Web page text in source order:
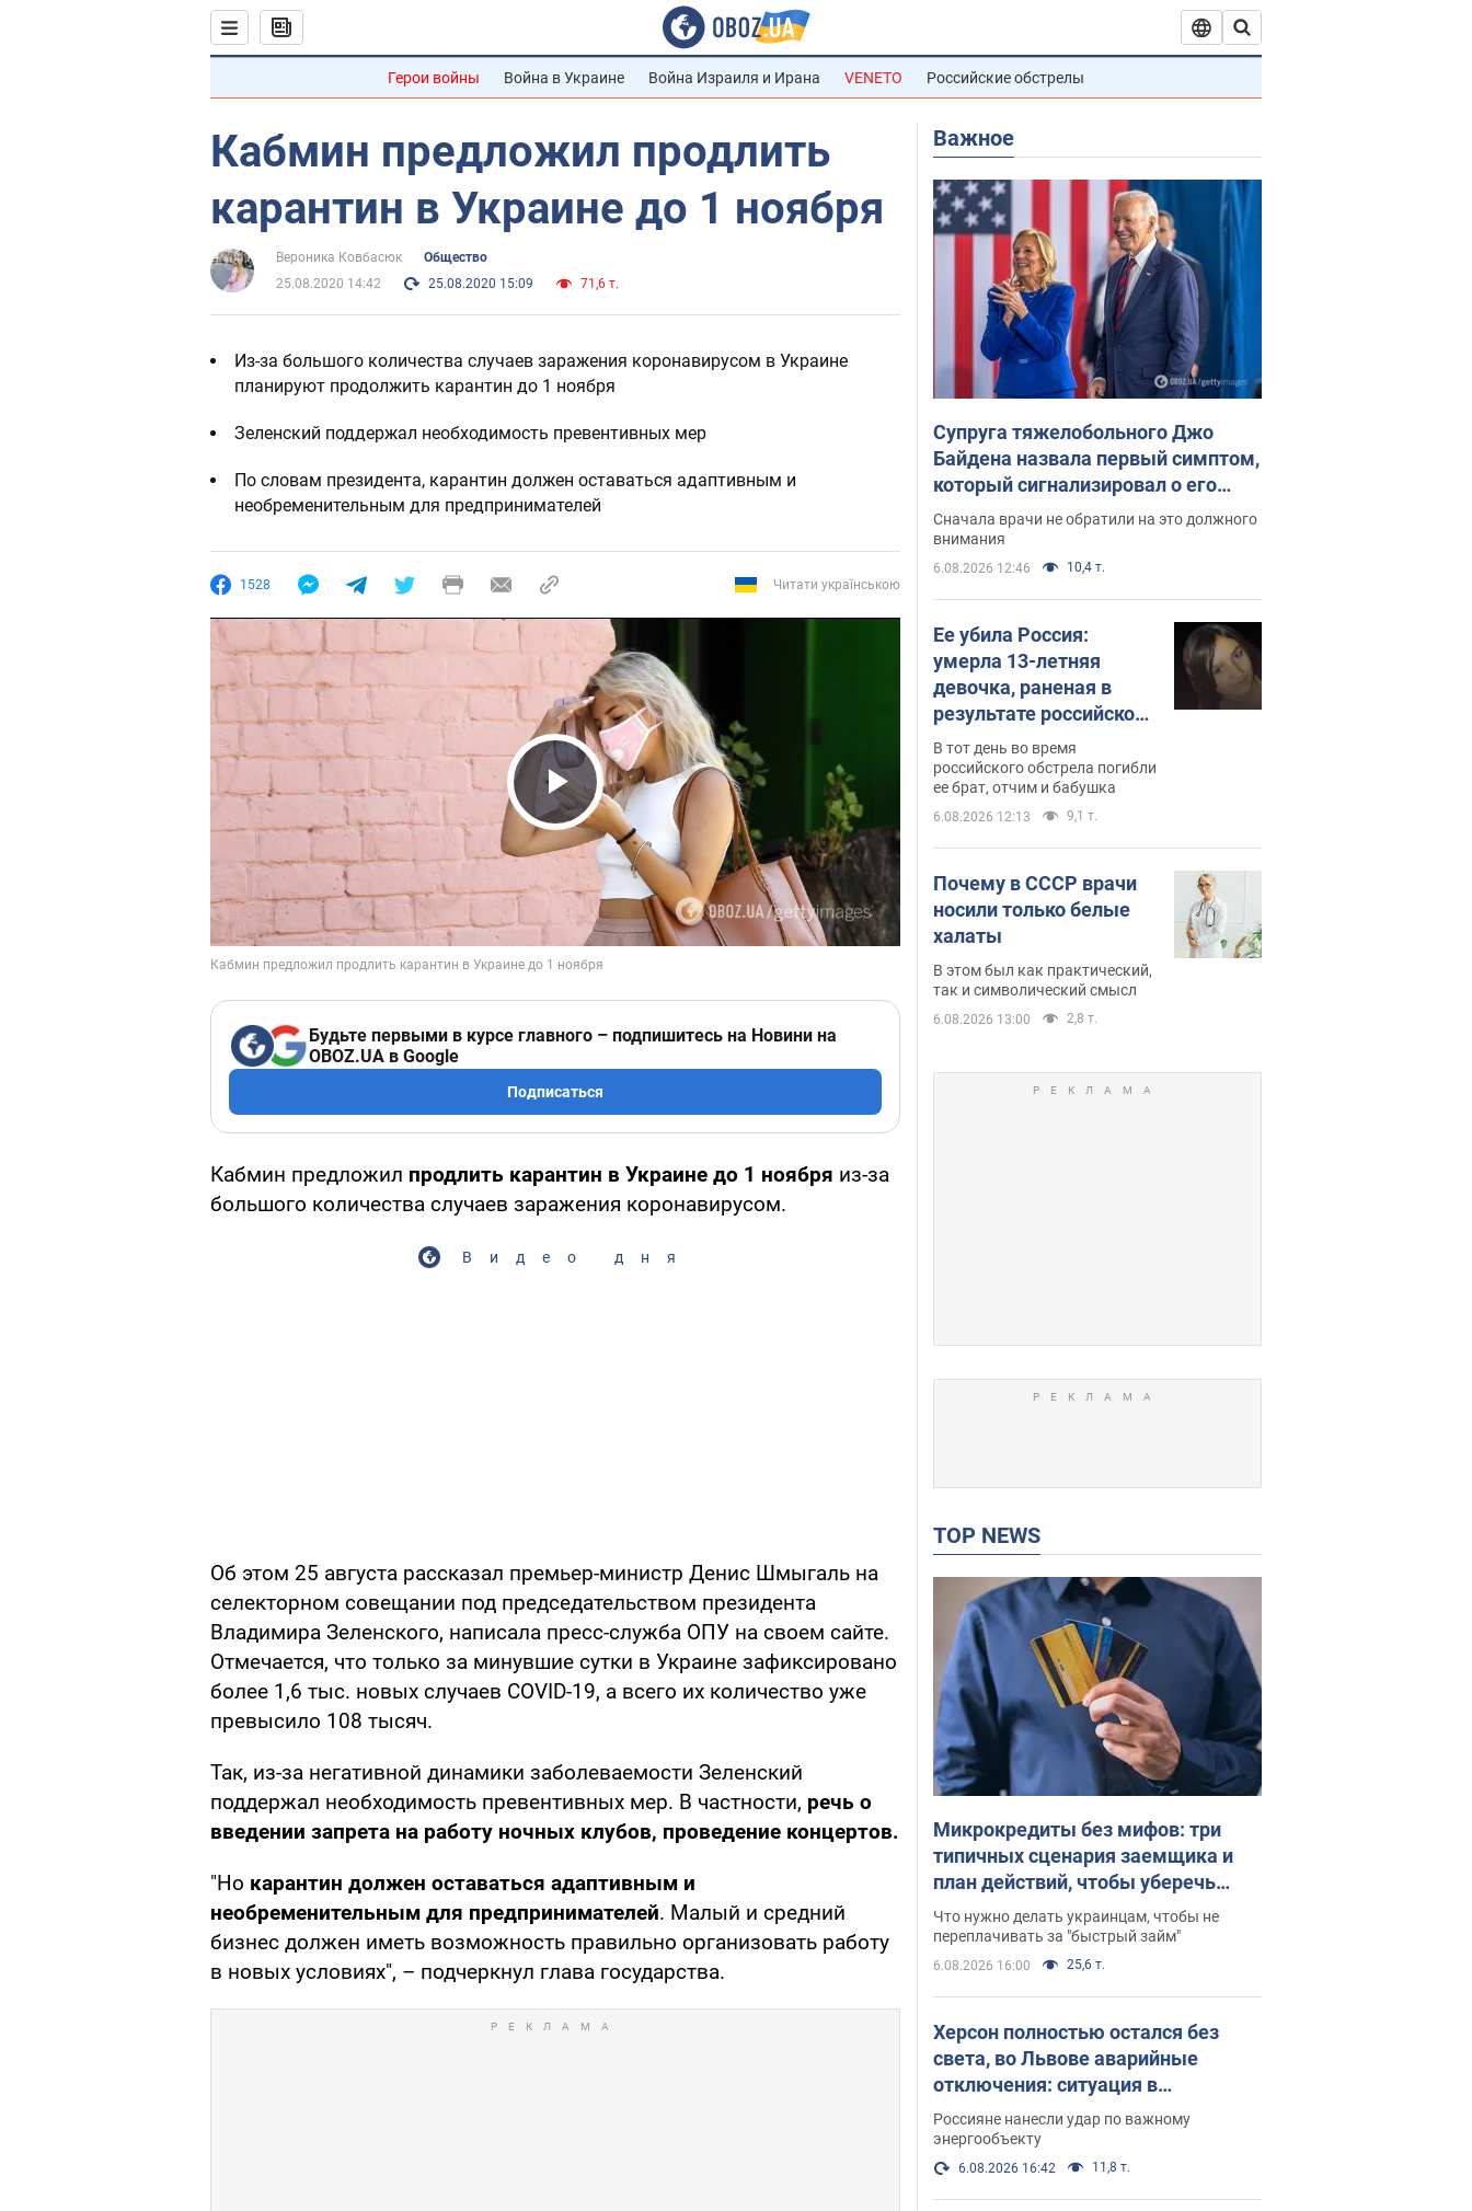
Герои войны Война в Украине Война Израиля и Ирана VENETO Российские обстрелы
Кабмин предложил продлить
карантин в Украине до 1 ноября
Вероника Ковбасюк
Общество
25.08.2020 14:42
25.08.2020 15:09 71,6 т.
Из-за большого количества случаев заражения коронавирусом в Украине
планируют продолжить карантин до 1 ноября
Зеленский поддержал необходимость превентивных мер
По словам президента, карантин должен оставаться адаптивным и
необременительным для предпринимателей
1528 Читати українською
Play Video
Будьте первыми в курсе главного – подпишитесь на Новини на
OBOZ.UA в Google
Подписаться
Кабмин предложил продлить карантин в Украине до 1 ноября из-за
большого количества случаев заражения коронавирусом.
Видео дня
Об этом 25 августа рассказал премьер-министр Денис Шмыгаль на
селекторном совещании под председательством президента
Владимира Зеленского, написала пресс-служба ОПУ на своем сайте.
Отмечается, что только за минувшие сутки в Украине зафиксировано
более 1,6 тыс. новых случаев COVID-19, а всего их количество уже
превысило 108 тысяч.
Так, из-за негативной динамики заболеваемости Зеленский
поддержал необходимость превентивных мер. В частности, речь о
введении запрета на работу ночных клубов, проведение концертов.
"Но карантин должен оставаться адаптивным и
необременительным для предпринимателей. Малый и средний
бизнес должен иметь возможность правильно организовать работу
в новых условиях", – подчеркнул глава государства.
Важное
Супруга тяжелобольного Джо
Байдена назвала первый симптом,
который сигнализировал о его
"агрессивном" раке
Сначала врачи не обратили на это должного
внимания
6.08.2026 12:46 10,4 т.
Ее убила Россия:
умерла 13-летняя
девочка, раненая в
результате российской
атаки на Сумскую
область. Фото
В тот день во время
российского обстрела погибли
ее брат, отчим и бабушка
6.08.2026 12:13 9,1 т.
Почему в СССР врачи
носили только белые
халаты
В этом был как практический,
так и символический смысл
6.08.2026 13:00 2,8 т.
TOP NEWS
Микрокредиты без мифов: три
типичных сценария заемщика и
план действий, чтобы уберечь
свои деньги
Что нужно делать украинцам, чтобы не
переплачивать за "быстрый займ"
6.08.2026 16:00 25,6 т.
Херсон полностью остался без
света, во Львове аварийные
отключения: ситуация в
энергосистеме 6 августа
Россияне нанесли удар по важному
энергообъекту
6.08.2026 16:42 11,8 т.